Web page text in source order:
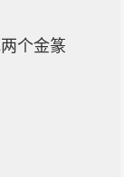
个金篆